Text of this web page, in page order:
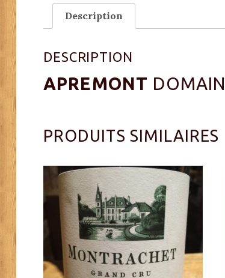
Description
DESCRIPTION
APREMONT
PRODUITS SIMILAIRES